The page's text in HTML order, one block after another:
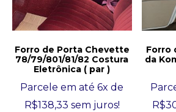
Forro de Porta Chevette
78/79/801/81/82 Costura
Eletrônica ( par )
Parcele em até 6x de
R$138,33 sem juros!
Forro
da
R$